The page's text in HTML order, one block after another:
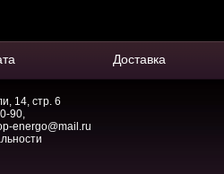
Доставка
14, стр. 6
90,
energo@mail.ru